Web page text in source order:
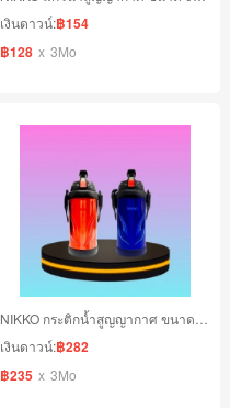
เงินดาวน์:฿154
฿128 x 3Mo
เงินดาวน์:฿282
฿235 x 3Mo